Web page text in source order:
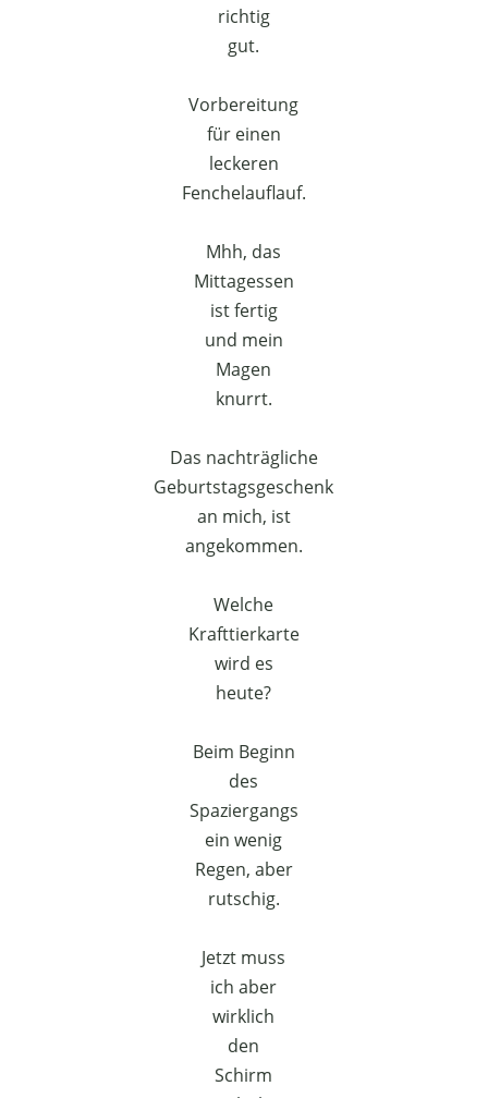
richtig
gut.
Vorbereitung
für einen
leckeren
Fenchelauflauf.
Mhh, das
Mittagessen
ist fertig
und mein
Magen
knurrt.
Das nachträgliche
Geburtstagsgeschenk
an mich, ist
angekommen.
Welche
Krafttierkarte
wird es
heute?
Beim Beginn
des
Spaziergangs
ein wenig
Regen, aber
rutschig.
Jetzt muss
ich aber
wirklich
den
Schirm